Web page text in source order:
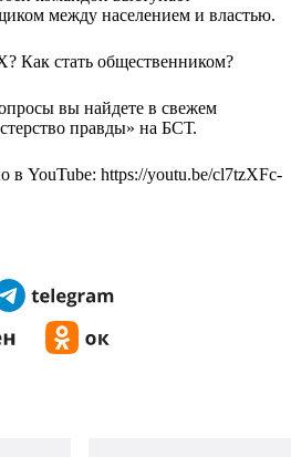
между населением и властью.
Как стать общественником?
вы найдете в свежем
правды» на БСТ.
в YouTube: https://youtu.be/cl7tzXFc-